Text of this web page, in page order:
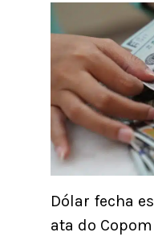
Dólar fecha
ata do